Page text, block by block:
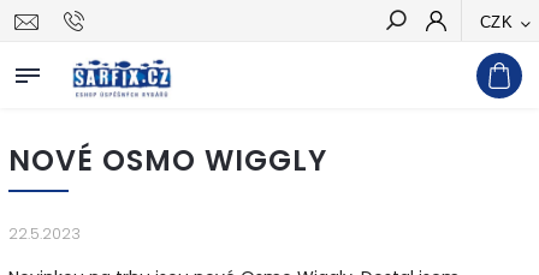
CZK
Hledat
NOVÉ OSMO WIGGLY
22.5.2023